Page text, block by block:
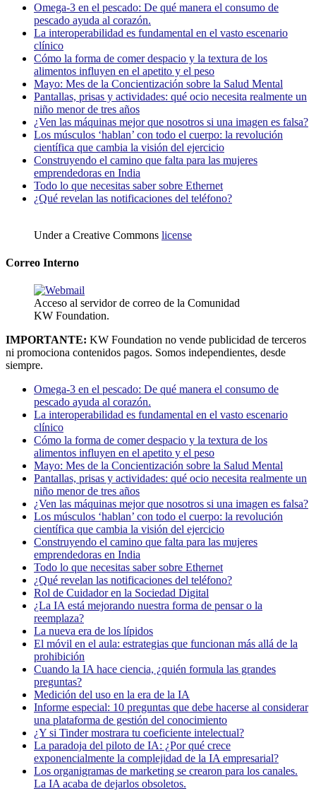
Omega-3 en el pescado: De qué manera el consumo de
pescado ayuda al corazón.
La interoperabilidad es fundamental en el vasto escenario
clínico
Cómo la forma de comer despacio y la textura de los
alimentos influyen en el apetito y el peso
Mayo: Mes de la Concientización sobre la Salud Mental
Pantallas, prisas y actividades: qué ocio necesita realmente un
niño menor de tres años
¿Ven las máquinas mejor que nosotros si una imagen es falsa?
Los músculos ‘hablan’ con todo el cuerpo: la revolución
científica que cambia la visión del ejercicio
Construyendo el camino que falta para las mujeres
emprendedoras en India
Todo lo que necesitas saber sobre Ethernet
¿Qué revelan las notificaciones del teléfono?
Under a Creative Commons license
Correo Interno
Acceso al servidor de correo de la Comunidad
KW Foundation.
IMPORTANTE: KW Foundation no vende publicidad de terceros
ni promociona contenidos pagos. Somos independientes, desde
siempre.
Omega-3 en el pescado: De qué manera el consumo de
pescado ayuda al corazón.
La interoperabilidad es fundamental en el vasto escenario
clínico
Cómo la forma de comer despacio y la textura de los
alimentos influyen en el apetito y el peso
Mayo: Mes de la Concientización sobre la Salud Mental
Pantallas, prisas y actividades: qué ocio necesita realmente un
niño menor de tres años
¿Ven las máquinas mejor que nosotros si una imagen es falsa?
Los músculos ‘hablan’ con todo el cuerpo: la revolución
científica que cambia la visión del ejercicio
Construyendo el camino que falta para las mujeres
emprendedoras en India
Todo lo que necesitas saber sobre Ethernet
¿Qué revelan las notificaciones del teléfono?
Rol de Cuidador en la Sociedad Digital
¿La IA está mejorando nuestra forma de pensar o la
reemplaza?
La nueva era de los lípidos
El móvil en el aula: estrategias que funcionan más allá de la
prohibición
Cuando la IA hace ciencia, ¿quién formula las grandes
preguntas?
Medición del uso en la era de la IA
Informe especial: 10 preguntas que debe hacerse al considerar
una plataforma de gestión del conocimiento
¿Y si Tinder mostrara tu coeficiente intelectual?
La paradoja del piloto de IA: ¿Por qué crece
exponencialmente la complejidad de la IA empresarial?
Los organigramas de marketing se crearon para los canales.
La IA acaba de dejarlos obsoletos.